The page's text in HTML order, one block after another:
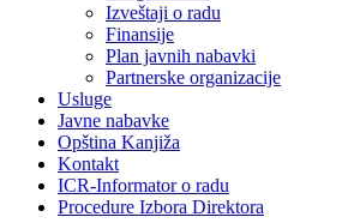
Izveštaji o radu
Finansije
Plan javnih nabavki
Partnerske organizacije
Usluge
Javne nabavke
Opština Kanjiža
Kontakt
ICR-Informator o radu
Procedure Izbora Direktora